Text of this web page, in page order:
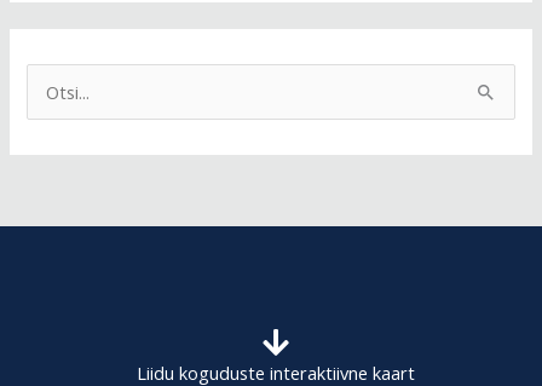
Liidu koguduste interaktiivne kaart